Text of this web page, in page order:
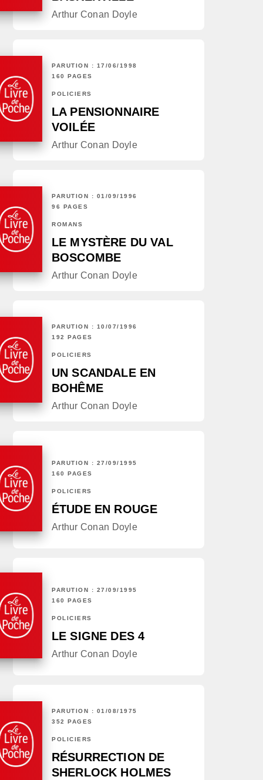
Arthur Conan Doyle
PARUTION : 17/06/1998
160 PAGES
POLICIERS
LA PENSIONNAIRE
VOILÉE
Arthur Conan Doyle
PARUTION : 01/09/1996
96 PAGES
ROMANS
LE MYSTÈRE DU VAL
BOSCOMBE
Arthur Conan Doyle
PARUTION : 10/07/1996
192 PAGES
POLICIERS
UN SCANDALE EN
BOHÊME
Arthur Conan Doyle
PARUTION : 27/09/1995
160 PAGES
POLICIERS
ÉTUDE EN ROUGE
Arthur Conan Doyle
PARUTION : 27/09/1995
160 PAGES
POLICIERS
LE SIGNE DES 4
Arthur Conan Doyle
PARUTION : 01/08/1975
352 PAGES
POLICIERS
RÉSURRECTION DE
SHERLOCK HOLMES